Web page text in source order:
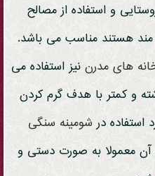
و استفاده از مصالح
مند هستند مناسب می باشد.
های مدرننیز استفاده می
و کمتر با هدف گرم کردن
استفاده درشومینه سنگی
معمولا به صورت دستی و